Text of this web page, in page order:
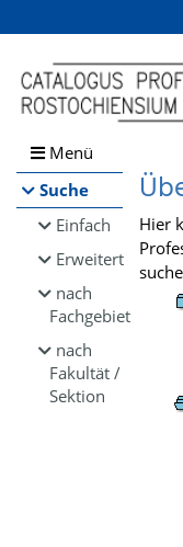
Browsen
direkt zum Inhalt
Menü
Suche
Einfach
Erweitert
nach
Fachgebiet
nach
Fakultät /
Sektion
Hier